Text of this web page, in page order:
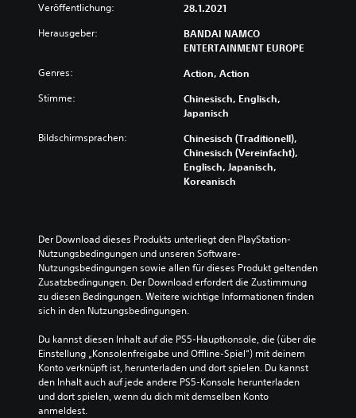
Veröffentlichung: 28.1.2021
Herausgeber:
BANDAI NAMCO
ENTERTAINMENT EUROPE
Genres: Action, Action
Stimme:
Chinesisch, Englisch,
Japanisch
Bildschirmsprachen:
Chinesisch (Traditionell),
Chinesisch (Vereinfacht),
Englisch, Japanisch,
Koreanisch
Der Download dieses Produkts unterliegt den PlayStation-
Nutzungsbedingungen und unseren Software-
Nutzungsbedingungen sowie allen für dieses Produkt geltenden
Zusatzbedingungen. Der Download erfordert die Zustimmung
zu diesen Bedingungen. Weitere wichtige Informationen finden
sich in den Nutzungsbedingungen.
Du kannst diesen Inhalt auf die PS5-Hauptkonsole, die (über die
Einstellung „Konsolenfreigabe und Offline-Spiel“) mit deinem
Konto verknüpft ist, herunterladen und dort spielen. Du kannst
den Inhalt auch auf jede andere PS5-Konsole herunterladen
und dort spielen, wenn du dich mit demselben Konto
anmeldest.